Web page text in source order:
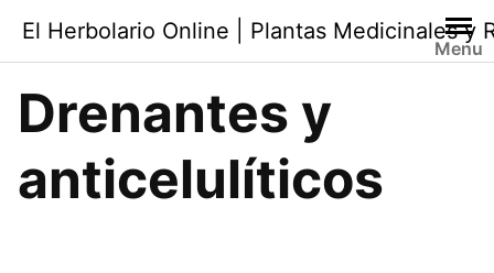
contenido
El Herbolario Online | Plantas Medicinales y
Menu
Drenantes y
anticelulíticos